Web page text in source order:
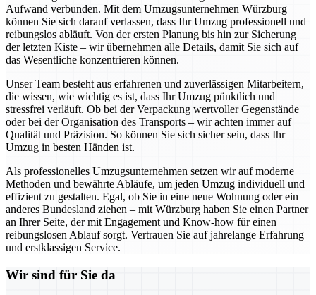
Aufwand verbunden. Mit dem Umzugsunternehmen Würzburg
können Sie sich darauf verlassen, dass Ihr Umzug professionell und
reibungslos abläuft. Von der ersten Planung bis hin zur Sicherung
der letzten Kiste – wir übernehmen alle Details, damit Sie sich auf
das Wesentliche konzentrieren können.
Unser Team besteht aus erfahrenen und zuverlässigen Mitarbeitern,
die wissen, wie wichtig es ist, dass Ihr Umzug pünktlich und
stressfrei verläuft. Ob bei der Verpackung wertvoller Gegenstände
oder bei der Organisation des Transports – wir achten immer auf
Qualität und Präzision. So können Sie sich sicher sein, dass Ihr
Umzug in besten Händen ist.
Als professionelles Umzugsunternehmen setzen wir auf moderne
Methoden und bewährte Abläufe, um jeden Umzug individuell und
effizient zu gestalten. Egal, ob Sie in eine neue Wohnung oder ein
anderes Bundesland ziehen – mit Würzburg haben Sie einen Partner
an Ihrer Seite, der mit Engagement und Know-how für einen
reibungslosen Ablauf sorgt. Vertrauen Sie auf jahrelange Erfahrung
und erstklassigen Service.
Wir sind für Sie da